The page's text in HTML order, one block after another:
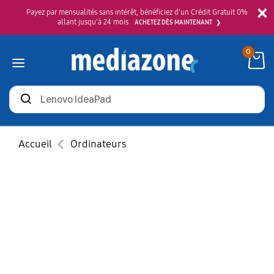
×
Payez par mensualités sans intérêt, bénéficiez d'un Crédit Gratuit 0%
allant jusqu'à 24 mois
ACHETEZ DÈS MAINTENANT
Rechercher
des
produits
0
Accueil Ordinateurs